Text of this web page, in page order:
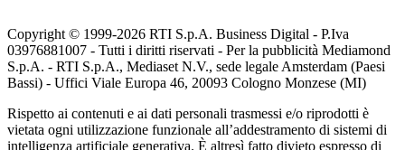
Copyright © 1999-2026 RTI S.p.A. Business Digital - P.Iva
03976881007 - Tutti i diritti riservati - Per la pubblicità Mediamond
S.p.A. - RTI S.p.A., Mediaset N.V., sede legale Amsterdam (Paesi
Bassi) - Uffici Viale Europa 46, 20093 Cologno Monzese (MI)
Rispetto ai contenuti e ai dati personali trasmessi e/o riprodotti è
vietata ogni utilizzazione funzionale all’addestramento di sistemi di
intelligenza artificiale generativa. È altresì fatto divieto espresso di